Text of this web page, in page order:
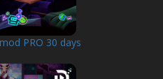
PRO 30 days